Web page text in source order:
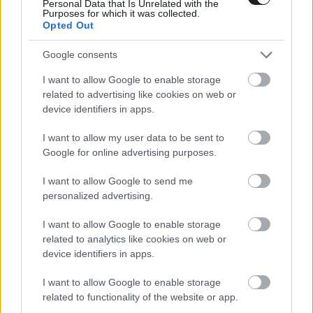
Personal Data that Is Unrelated with the
Purposes for which it was collected.
Opted Out
Google consents
I want to allow Google to enable storage
related to advertising like cookies on web or
device identifiers in apps.
I want to allow my user data to be sent to
Google for online advertising purposes.
I want to allow Google to send me
personalized advertising.
I want to allow Google to enable storage
related to analytics like cookies on web or
device identifiers in apps.
I want to allow Google to enable storage
related to functionality of the website or app.
„Szerintem a sorozatunkból mindenki, kivétel
nélkül megállná a helyét a Forma-1-ben.
Nyilvánvalóan vannak olyanok is, akik már
voltak ott, és megérdemelték volna, hogy több
időt kapjanak ott a bizonyításra.
„Aki eljut erre a szintre, az már nagyon
tehetségesnek számít, de még itt is megesik,